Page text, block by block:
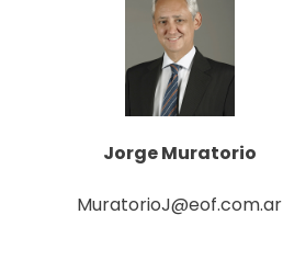
Jorge Muratorio
MuratorioJ@eof.com.ar